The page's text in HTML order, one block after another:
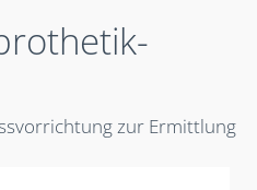
zur Ermittlung